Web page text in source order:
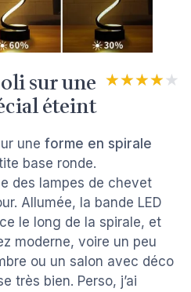
sur une
éteint
★★★★★
★★★★★
une forme en spirale
base ronde.
des lampes de chevet
Allumée, la bande LED
le long de la spirale, et
moderne, voire un peu
ou un salon avec déco
très bien. Perso, j’ai